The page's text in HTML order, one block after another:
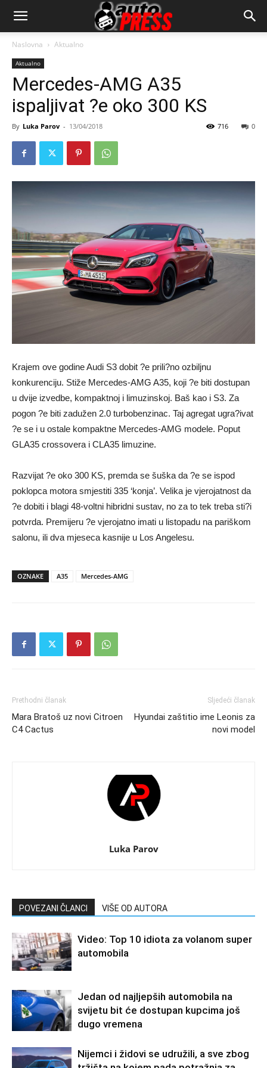
AutopressHR
Naslovna Aktualno
Aktualno
Mercedes-AMG A35
ispaljivat ?e oko 300 KS
By Luka Parov - 13/04/2018 0
716
Krajem ove godine Audi S3 dobit ?e prili?no ozbiljnu
konkurenciju. Stiže Mercedes-AMG A35, koji ?e biti dostupan
u dvije izvedbe, kompaktnoj i limuzinskoj. Baš kao i S3. Za
pogon ?e biti zadužen 2.0 turbobenzinac. Taj agregat ugra?ivat
?e se i u ostale kompaktne Mercedes-AMG modele. Poput
GLA35 crossovera i CLA35 limuzine.
Razvijat ?e oko 300 KS, premda se šuška da ?e se ispod
poklopca motora smjestiti 335 ‘konja’. Velika je vjerojatnost da
?e dobiti i blagi 48-voltni hibridni sustav, no za to tek treba sti?i
potvrda. Premijeru ?e vjerojatno imati u listopadu na pariškom
salonu, ili dva mjeseca kasnije u Los Angelesu.
OZNAKE A35 Mercedes-AMG
Prethodni članak
Mara Bratoš uz novi Citroen
C4 Cactus
Sljedeći članak
Hyundai zaštitio ime Leonis za
novi model
Luka Parov
POVEZANI ČLANCI VIŠE OD AUTORA
Video: Top 10 idiota za volanom super
automobila
Jedan od najljepših automobila na
svijetu bit će dostupan kupcima još
dugo vremena
Nijemci i židovi se udružili, a sve zbog